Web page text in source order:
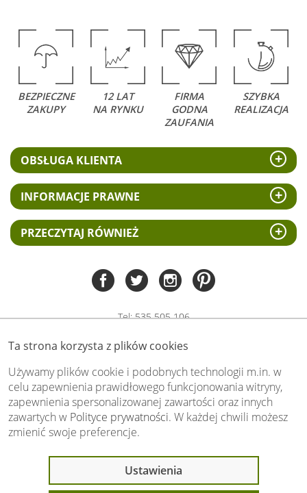
Ta strona korzysta z plików cookies
Używamy plików cookie i podobnych technologii m.in. w
celu zapewnienia prawidłowego funkcjonowania witryny,
zapewnienia spersonalizowanej zawartości oraz innych
zawartych w Polityce prywatności. W każdej chwili możesz
zmienić swoje preferencje.
Ustawienia
BEZPIECZNE
ZAKUPY
12 LAT
NA RYNKU
FIRMA
GODNA
ZAUFANIA
SZYBKA
REALIZACJA
OBSŁUGA KLIENTA
INFORMACJE PRAWNE
PRZECZYTAJ RÓWNIEŻ
Tel:535 505 106
biuro@swiat-obrazow.pl
Copyright by swiat-obrazow.pl 2026,
Wszelkie prawa zastrzeżone
Stronę oceniło już13712osób.
Otrzymaliśmy4.89pkt. na 5możliwych.
Oceń nas również Ty:
Ostatnio 14 osób
oglądało ten produkt